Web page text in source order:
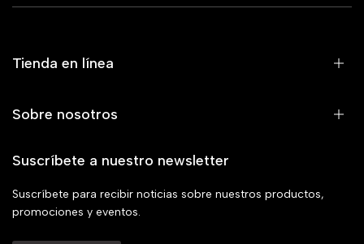
Tienda en línea
Sobre nosotros
Suscríbete a nuestro newsletter
Suscríbete para recibir noticias sobre nuestros productos,
promociones y eventos.